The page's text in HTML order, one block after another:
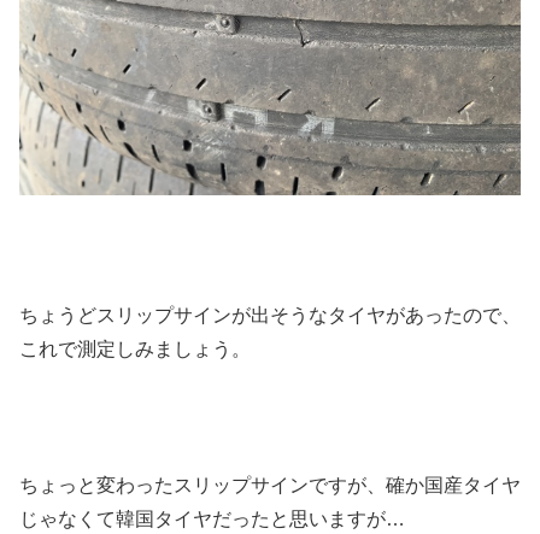
ちょうどスリップサインが出そうなタイヤがあったので、
これで測定しみましょう。
ちょっと変わったスリップサインですが、確か国産タイヤ
じゃなくて韓国タイヤだったと思いますが…